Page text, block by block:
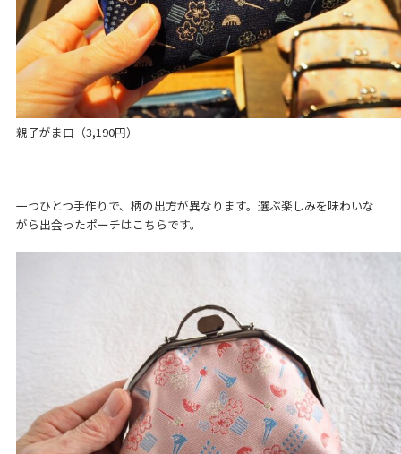
親子がま口（3,190円）
一つひとつ手作りで、柄の出方が異なります。選ぶ楽しみを味わいな
がら出会ったポーチはこちらです。